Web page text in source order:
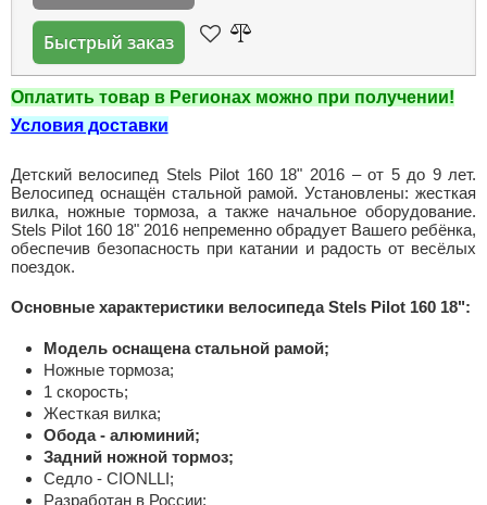
Быстрый заказ
Оплатить товар в Регионах можно при получении!
Условия доставки
Детский велосипед Stels Pilot 160 18" 2016 – от 5 до 9 лет.
Велосипед оснащён стальной рамой. Установлены: жесткая
вилка, ножные тормоза, а также начальное оборудование.
Stels Pilot 160 18" 2016 непременно обрадует Вашего ребёнка,
обеспечив безопасность при катании и радость от весёлых
поездок.
Основные характеристики велосипеда Stels Pilot 160 18":
Модель оснащена стальной рамой;
Ножные тормоза;
1 скорость;
Жесткая вилка;
Обода - алюминий;
Задний ножной тормоз;
Седло - CIONLLI;
Разработан в России;